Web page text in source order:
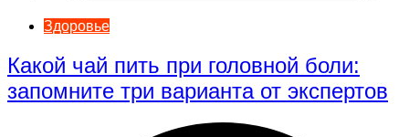
Здоровье
Какой чай пить при головной боли:
запомните три варианта от экспертов